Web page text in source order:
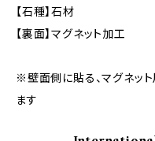
【石種】石材
【裏面】マグネット加工
※壁面側に貼る、マグネッ
ます